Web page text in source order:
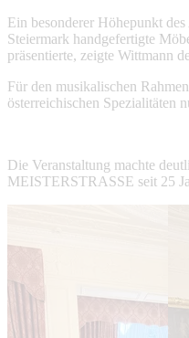
Ein besonderer Höhepunkt
Steiermark handgefertigte
präsentierte, zeigte Wittmann
Für den musikalischen
österreichischen Spezialitäten
Die Veranstaltung machte
MEISTERSTRASSE seit 25